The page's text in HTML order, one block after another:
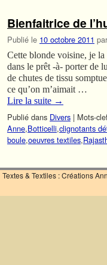
Bienfaitrice de
Publié le 10 octobre 2011 par
Cette blonde voisine, je
dans le prêt -à- porter de
de chutes de tissu
ce qu’on m’aimait …
Lire la suite →
Publié dans Divers | Mots-
Anne,Botticelli,clignotants
boule,oeuvres textiles,
Textes & Textiles : Créations